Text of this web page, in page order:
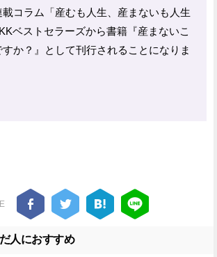
コラム「産むも人生、産まないも人生
ベストセラーズから書籍『産まないこ
か？』として刊行されることになりま
人におすすめ